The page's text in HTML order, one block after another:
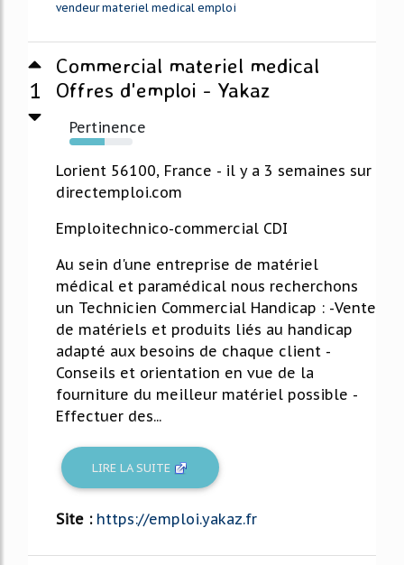
vendeur materiel medical emploi
1
Commercial materiel medical
Offres d'emploi - Yakaz
Pertinence
56%
Lorient 56100, France - il y a 3 semaines sur
directemploi.com
Emploitechnico-commercial CDI
Au sein d'une entreprise de matériel
médical et paramédical nous recherchons
un Technicien Commercial Handicap : -Vente
de matériels et produits liés au handicap
adapté aux besoins de chaque client -
Conseils et orientation en vue de la
fourniture du meilleur matériel possible -
Effectuer des...
LIRE LA SUITE
Site : https://emploi.yakaz.fr